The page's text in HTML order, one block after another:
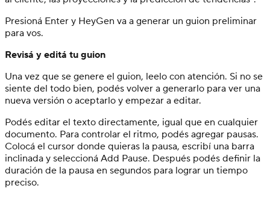
Presioná Enter y HeyGen va a generar un guion preliminar
para vos.
Revisá y editá tu guion
Una vez que se genere el guion, leelo con atención. Si no se
siente del todo bien, podés volver a generarlo para ver una
nueva versión o aceptarlo y empezar a editar.
Podés editar el texto directamente, igual que en cualquier
documento. Para controlar el ritmo, podés agregar pausas.
Colocá el cursor donde quieras la pausa, escribí una barra
inclinada y seleccioná Add Pause. Después podés definir la
duración de la pausa en segundos para lograr un tiempo
preciso.